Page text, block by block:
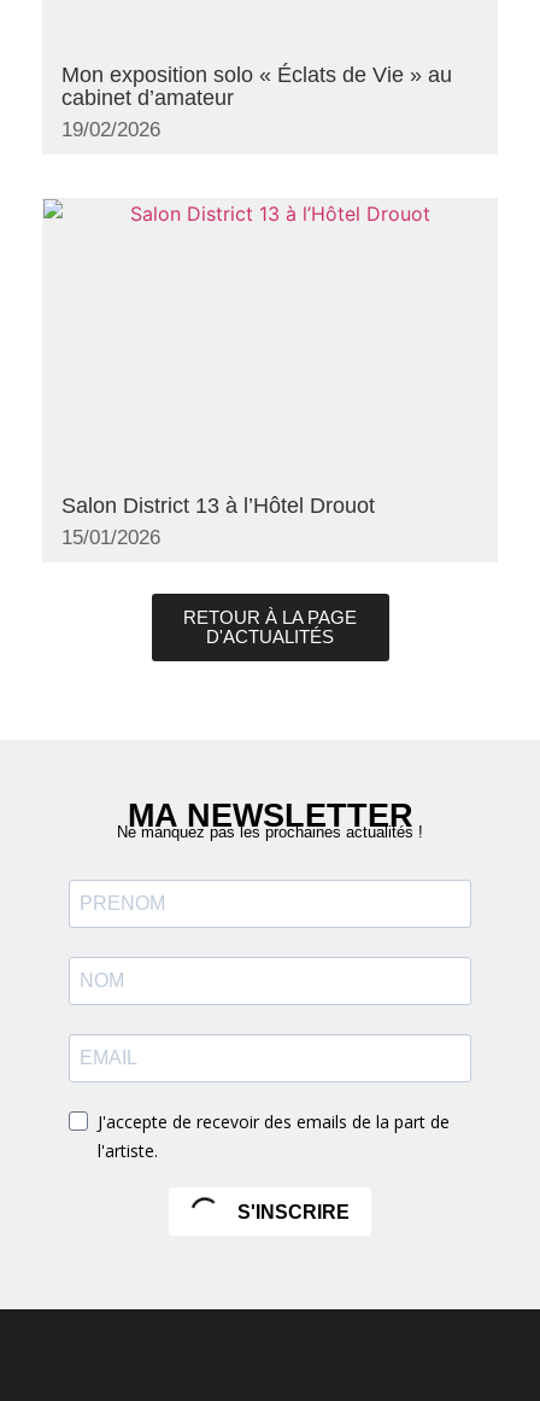
Mon exposition solo « Éclats de Vie » au
cabinet d’amateur
19/02/2026
Salon District 13 à l’Hôtel Drouot
15/01/2026
RETOUR À LA PAGE
D'ACTUALITÉS
MA NEWSLETTER
Ne manquez pas les prochaines actualités !
J'accepte de recevoir des emails de la part de
l'artiste.
S'INSCRIRE